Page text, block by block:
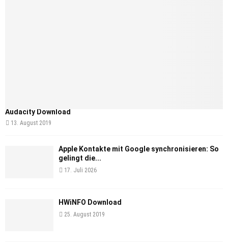
Audacity Download
13. August 2019
Apple Kontakte mit Google synchronisieren: So
gelingt die...
17. Juli 2026
HWiNFO Download
25. August 2019